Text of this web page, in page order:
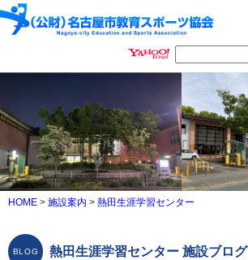
HOME > 施設案内 > 熱田生涯学習センター
熱田生涯学習センター 施設ブログ